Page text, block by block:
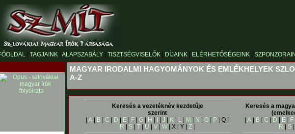
TAGJAINK ALAPSZABÁLY TISZTSÉGVISELŐK DÍJAINK ELÉRHETŐSÉGEINK
MAGYAR IRODALMI HAGYOMÁNYOK ÉS EMLÉKHELYEK
A-Z
Keresés a vezetéknév kezdetűje
szerint
A B C D E F G H J K L M N O P | Q |
R
S T U V W | X | Y | Z
Keresés a
A| B| C D E| F|
R
S|